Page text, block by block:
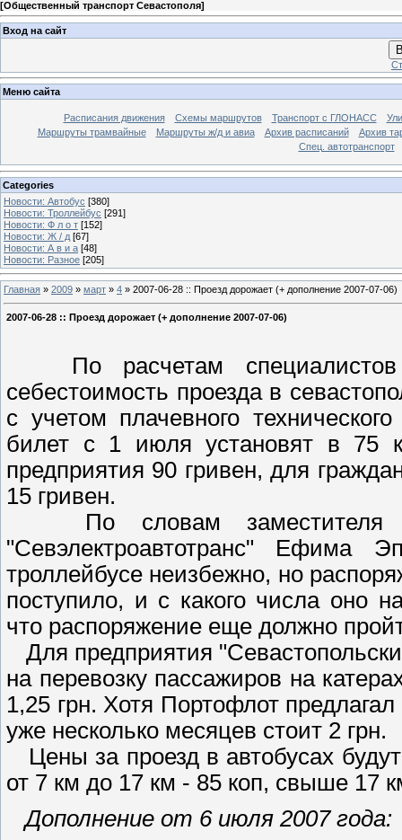
[Общественный транспорт Севастополя]
Вход на сайт
Меню сайта
Расписания движения Схемы маршрутов Транспорт с ГЛОНАСС
Маршруты трамвайные
Маршруты ж/д и авиа Архив расписаний
Архив
Спец. автотранспорт
Categories
Новости: Автобус [380]
Новости: Троллейбус [291]
Новости: Ф л о т [152]
Новости: Ж / д [67]
Новости: А в и а [48]
Новости: Разное [205]
Главная » 2009 » март » 4 » 2007-06-28 :: Проезд дорожает (+ дополнение 2007-07-06)
2007-06-28 :: Проезд дорожает (+ дополнение 2007-07-06)
По расчетам специалистов
себестоимость проезда в
с учетом плачевного
билет с 1 июля установят в 75
предприятия 90 гривен, для
15 гривен.
По словам заместителя
"Севэлектроавтотранс"
троллейбусе неизбежно, но
поступило, и с какого числа оно
что распоряжение еще должно
Для предприятия
на перевозку пассажиров на
1,25 грн. Хотя Портофлот
уже несколько месяцев стоит 2 грн.
Цены за проезд в автобусах
от 7 км до 17 км - 85 коп, свыше 17
Дополнение от 6 июля 2007 года: